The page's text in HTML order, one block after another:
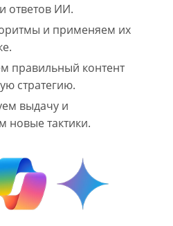
ответов ИИ.
и применяем их
правильный контент
стратегию.
выдачу и
новые тактики.